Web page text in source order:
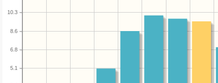
5.1
6.8
8.6
10.3